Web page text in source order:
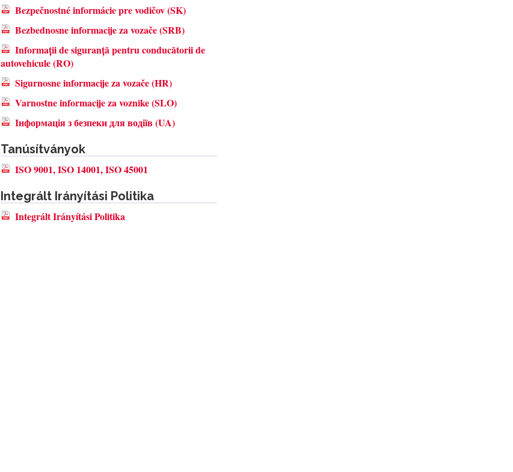
Bezpečnostné informácie pre vodičov (SK)
Bezbednosne informacije za vozače (SRB)
Informații de siguranță pentru conducătorii de
autovehicule (RO)
Sigurnosne informacije za vozače (HR)
Varnostne informacije za voznike (SLO)
Інформація з безпеки для водіїв (UA)
Tanúsítványok
ISO 9001, ISO 14001, ISO 45001
Integrált Irányítási Politika
Integrált Irányítási Politika